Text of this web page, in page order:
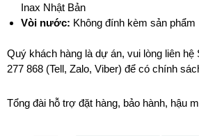
Inax Nhật Bản
Vòi nước: Không đính kèm sản phẩm
Quý khách hàng là dự án, vui lòng liên hệ
277 868 (Tell, Zalo, Viber) để có chính
Tổng đài hỗ trợ đặt hàng, bảo hành, hậu